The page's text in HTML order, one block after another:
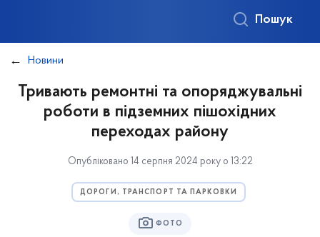
Пошук
Новини
Тривають ремонтні та опоряджувальні
роботи в підземних пішохідних
переходах району
Опубліковано 14 серпня 2024 року о 13:22
ДОРОГИ, ТРАНСПОРТ ТА ПАРКОВКИ
ФОТО